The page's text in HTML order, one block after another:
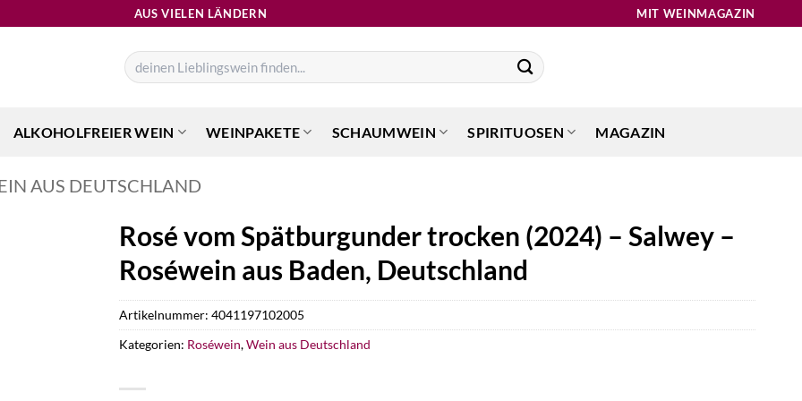
AUS VIELEN LÄNDERN MIT WEINMAGAZIN
Suchen
nach:
ALKOHOLFREIER WEIN WEINPAKETE SCHAUMWEIN SPIRITUOSEN MAGAZIN
AUS DEUTSCHLAND
Rosé vom Spätburgunder trocken (2024) – Salwey –
Roséwein aus Baden, Deutschland
Artikelnummer:4041197102005
Kategorien: Roséwein,Wein aus Deutschland